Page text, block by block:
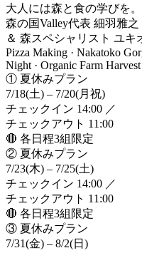
大人には森と食の学びを。
森の国Valley代表 細羽雅之
＆ 森スペシャリスト ユキ
Pizza Making · Nakatoko
Night · Organic Farm Harvest
① 夏休みプラン
7/18(土) – 7/20(月祝)
チェックイン 14:00 ／
チェックアウト 11:00
🔴 各日程3組限定
② 夏休みプラン
7/23(木) – 7/25(土)
チェックイン 14:00 ／
チェックアウト 11:00
🔴 各日程3組限定
③ 夏休みプラン
7/31(金) – 8/2(日)